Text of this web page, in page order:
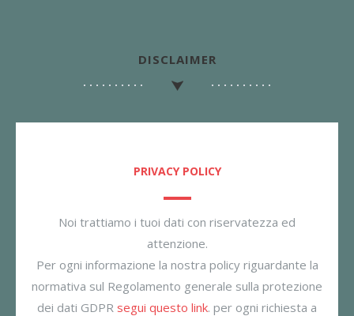
DISCLAIMER
PRIVACY POLICY
Noi trattiamo i tuoi dati con riservatezza ed
attenzione.
Per ogni informazione la nostra policy riguardante la
normativa sul Regolamento generale sulla protezione
dei dati GDPR segui questo link. per ogni richiesta a